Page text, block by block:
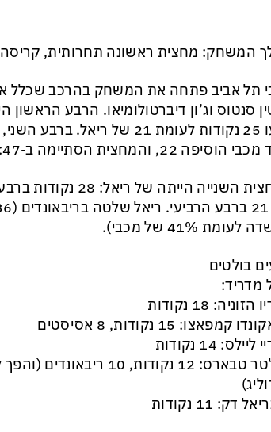
המשחק: מחצית ראשונה תחרותית, קריסה
תל אביב פתחה את המשחק בהרכב שכלל את
סנטוס וג’ון דיברטולומיאו. הרבע
22, והמחצית הסתיימה ב-48:47 לטובת ריאל.
41% של מכבי).
בולטים
מדריד:
18 נקודות
קמפאצו: 15 נקודות, 8 אסיסטים
14 נקודות
• וולטר טבארס: 12
דק: 11 נקודות